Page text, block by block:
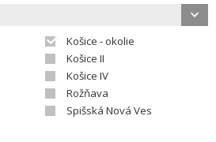
Košice - okolie
Košice II
Košice IV
Rožňava
Spišská Nová Ves